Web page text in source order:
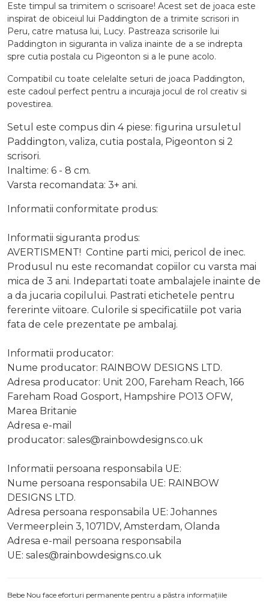
Este timpul sa trimitem o scrisoare! Acest set de joaca este
inspirat de obiceiul lui Paddington de a trimite scrisori in
Peru, catre matusa lui, Lucy. Pastreaza scrisorile lui
Paddington in siguranta in valiza inainte de a se indrepta
spre cutia postala cu Pigeonton si a le pune acolo.
Compatibil cu toate celelalte seturi de joaca Paddington,
este cadoul perfect pentru a incuraja jocul de rol creativ si
povestirea.
Setul este compus din 4 piese: figurina ursuletul
Paddington, valiza, cutia postala, Pigeonton si 2
scrisori.
Inaltime: 6 - 8 cm.
Varsta recomandata: 3+ ani.
Informatii conformitate produs:
Informatii siguranta produs:
AVERTISMENT! Contine parti mici, pericol de inec.
Produsul nu este recomandat copiilor cu varsta mai
mica de 3 ani. Indepartati toate ambalajele inainte de
a da jucaria copilului. Pastrati etichetele pentru
fererinte viitoare. Culorile si specificatiile pot varia
fata de cele prezentate pe ambalaj.
Informatii producator:
Nume producator: RAINBOW DESIGNS LTD.
Adresa producator: Unit 200, Fareham Reach, 166
Fareham Road Gosport, Hampshire PO13 OFW,
Marea Britanie
Adresa e-mail
producator: sales@rainbowdesigns.co.uk
Informatii persoana responsabila UE:
Nume persoana responsabila UE: RAINBOW
DESIGNS LTD.
Adresa persoana responsabila UE: Johannes
Vermeerplein 3, 1071DV, Amsterdam, Olanda
Adresa e-mail persoana responsabila
UE: sales@rainbowdesigns.co.uk
Bebe Nou face eforturi permanente pentru a păstra informațiile